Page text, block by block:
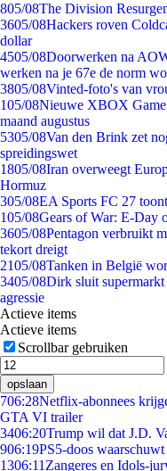
805/08The Division
3605/08Hackers roven
dollar
4505/08Doorwerken na
werken na je 67e de norm
3805/08Vinted-foto's van
105/08Nieuwe XBOX Game
maand augustus
5305/08Van den Brink zet
spreidingswet
1805/08Iran overweegt
Hormuz
305/08EA Sports FC 27
105/08Gears of War: E-Day
3605/08Pentagon verbruikt
tekort dreigt
2105/08Tanken in België
3405/08Dirk sluit
agressie
Actieve items
Actieve items
Scrollbar gebruiken
opslaan
706:28Netflix-abonnees
GTA VI trailer
3406:20Trump wil dat J.D.
906:19PS5-doos
1306:11 Zangeres en Idols-